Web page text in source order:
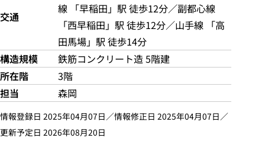
交通
線 「早稲田」駅 徒歩12分／副都心線
「西早稲田」駅 徒歩12分／山手線 「高
田馬場」駅 徒歩14分
構造規模
鉄筋コンクリート造 5階建
所在階
3階
担当
森岡
情報登録日 2025年04月07日／情報修正日 2025年04月07日／
更新予定日 2026年08月20日